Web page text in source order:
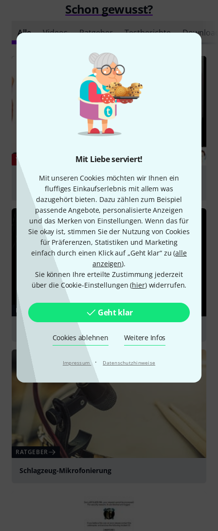
Mit Liebe serviert!
Mit unseren Cookies möchten wir Ihnen ein
fluffiges Einkaufserlebnis mit allem was
dazugehört bieten. Dazu zählen zum Beispiel
passende Angebote, personalisierte Anzeigen
und das Merken von Einstellungen. Wenn das für
Sie okay ist, stimmen Sie der Nutzung von Cookies
für Präferenzen, Statistiken und Marketing
einfach durch einen Klick auf „Geht klar“ zu (alle
anzeigen).
Sie können Ihre erteilte Zustimmung jederzeit
über die Cookie-Einstellungen (hier) widerrufen.
Geht klar
Cookies ablehnen Weitere Infos
Impressum · Datenschutzhinweise
Schon gewusst?
Alle Videos Ratgeber Testberichte
YOUTUBE
Winter NAMM 2013 Rycote InVision USM Universal
Studio Mount
abspielen
RATGEBER
RATGEBER
Schlagzeug-Mikrofonierung